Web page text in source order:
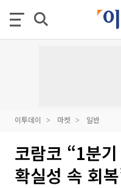
이투데이 마켓 일반
코람코 “1분
확실성 속 회